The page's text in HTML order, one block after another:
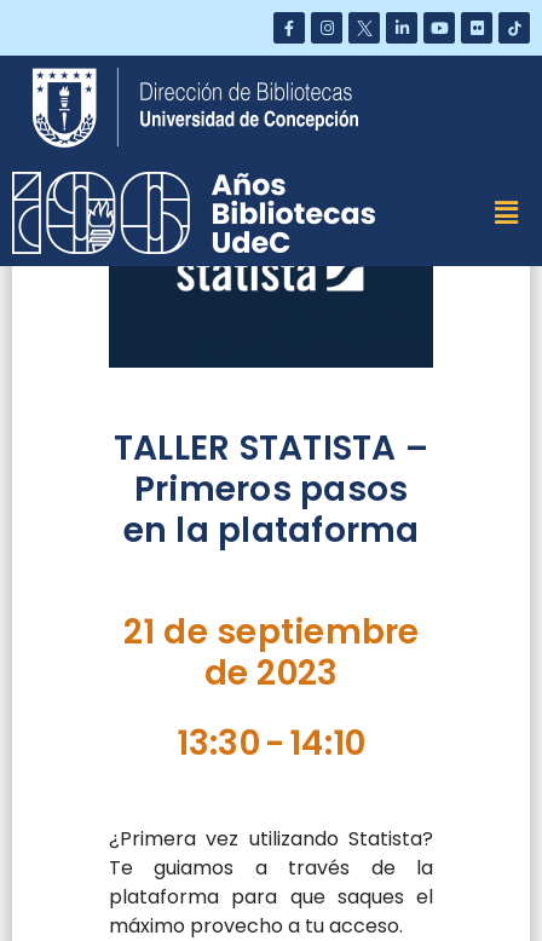
Saltar
contenido
TALLER STATISTA –
Primeros pasos
en la plataforma
21 de septiembre
de 2023
13:30-14:10
¿Primera vez utilizando Statista?
Te guiamos a través de la
plataforma para que saques el
máximo provecho a tu acceso.